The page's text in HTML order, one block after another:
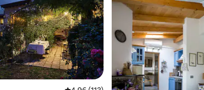
4,75 op 5, 144 recensies